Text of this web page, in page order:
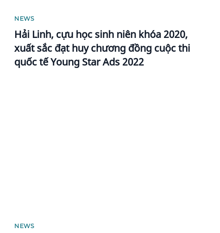
NEWS
Hải Linh, cựu học sinh niên khóa 2020,
xuất sắc đạt huy chương đồng cuộc thi
quốc tế Young Star Ads 2022
NEWS